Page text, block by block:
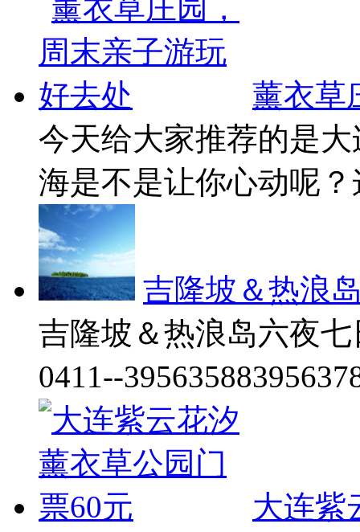
薰衣草
今天给大家推荐的是
海是不是让你心动呢
吉隆坡＆热浪
吉隆坡＆热浪岛六夜
0411--
大连紫